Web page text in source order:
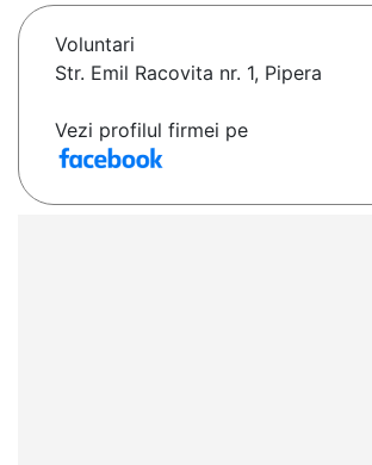
Voluntari
Str. Emil Racovita nr. 1, Pipera
Vezi profilul firmei pe